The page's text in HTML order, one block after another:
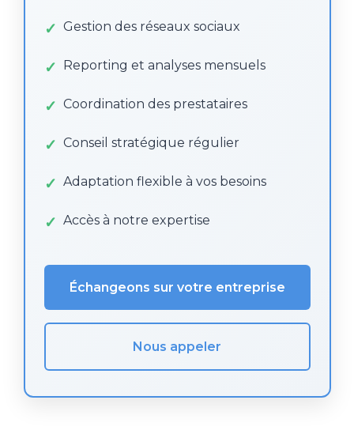
Gestion des réseaux sociaux
Reporting et analyses mensuels
Coordination des prestataires
Conseil stratégique régulier
Adaptation flexible à vos besoins
Accès à notre expertise
Échangeons sur votre entreprise
Nous appeler